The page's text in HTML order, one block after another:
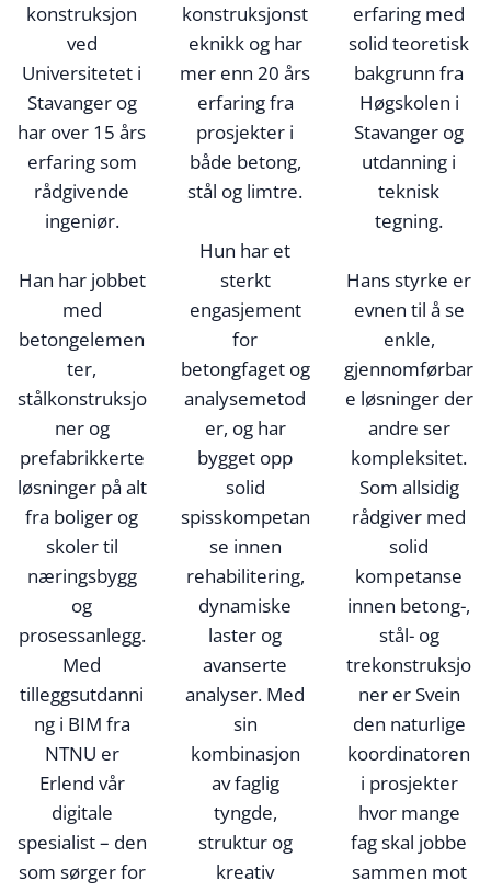
konstruksjon
ved
Universitetet i
Stavanger og
har over 15 års
erfaring som
rådgivende
ingeniør.
Han har jobbet
med
betongelemen
ter,
stålkonstruksjo
ner og
prefabrikkerte
løsninger på alt
fra boliger og
skoler til
næringsbygg
og
prosessanlegg.
Med
tilleggsutdanni
ng i BIM fra
NTNU er
Erlend vår
digitale
spesialist – den
som sørger for
konstruksjonst
eknikk og har
mer enn 20 års
erfaring fra
prosjekter i
både betong,
stål og limtre.
Hun har et
sterkt
engasjement
for
betongfaget og
analysemetod
er, og har
bygget opp
solid
spisskompetan
se innen
rehabilitering,
dynamiske
laster og
avanserte
analyser. Med
sin
kombinasjon
av faglig
tyngde,
struktur og
kreativ
erfaring med
solid teoretisk
bakgrunn fra
Høgskolen i
Stavanger og
utdanning i
teknisk
tegning.
Hans styrke er
evnen til å se
enkle,
gjennomførbar
e løsninger der
andre ser
kompleksitet.
Som allsidig
rådgiver med
solid
kompetanse
innen betong-,
stål- og
trekonstruksjo
ner er Svein
den naturlige
koordinatoren
i prosjekter
hvor mange
fag skal jobbe
sammen mot